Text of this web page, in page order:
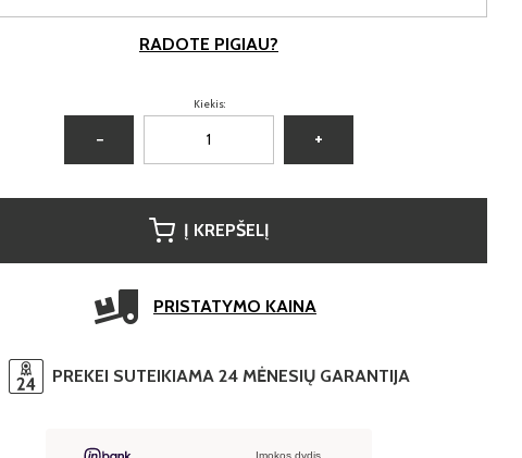
RADOTE PIGIAU?
Kiekis:
− +
Į KREPŠELĮ
PRISTATYMO KAINA
PREKEI SUTEIKIAMA 24 MĖNESIŲ GARANTIJA